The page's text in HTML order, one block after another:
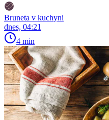
Bruneta v kuchyni
dnes, 04:21
4 min